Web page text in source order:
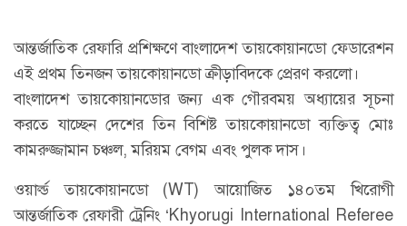
আন্তর্জাতিক রেফারি প্রশিক্ষণে বাংলাদেশ তায়কোয়ানডো ফেডারেশন
এই প্রথম তিনজন তায়কোয়ানডো ক্রীড়াবিদকে প্রেরণ করলো।
বাংলাদেশ তায়কোয়ানডোর জন্য এক গৌরবময় অধ্যায়ের সূচনা
করতে যাচ্ছেন দেশের তিন বিশিষ্ট তায়কোয়ানডো ব্যক্তিত্ব মোঃ
কামরুজ্জামান চঞ্চল, মরিয়ম বেগম এবং পুলক দাস।
ওয়ার্ল্ড তায়কোয়ানডো (WT) আয়োজিত ১৪০তম খিরোগী
আন্তর্জাতিক রেফারী ট্রেনিং ‘Khyorugi International Referee